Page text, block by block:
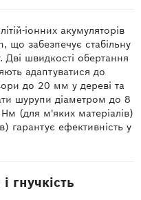
іонних акумуляторів
забезпечує стабільну
Дві швидкості обертання
адаптуватися до
до 20 мм у дереві та
шурупи діаметром до 8
(для м'яких матеріалів)
гарантує ефективність у
гнучкість